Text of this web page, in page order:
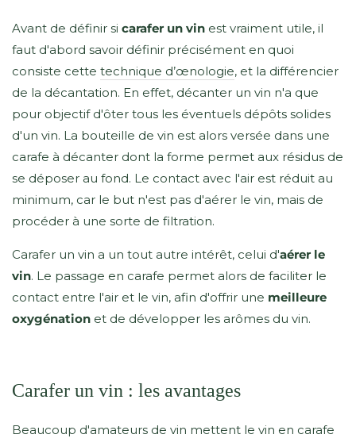
Avant de définir si carafer un vin est vraiment utile, il
faut d'abord savoir définir précisément en quoi
consiste cette technique d’œnologie, et la différencier
de la décantation. En effet, décanter un vin n'a que
pour objectif d'ôter tous les éventuels dépôts solides
d'un vin. La bouteille de vin est alors versée dans une
carafe à décanter dont la forme permet aux résidus de
se déposer au fond. Le contact avec l'air est réduit au
minimum, car le but n'est pas d'aérer le vin, mais de
procéder à une sorte de filtration.
Carafer un vin a un tout autre intérêt, celui d'aérer le
vin. Le passage en carafe permet alors de faciliter le
contact entre l'air et le vin, afin d'offrir une meilleure
oxygénation et de développer les arômes du vin.
Carafer un vin : les avantages
Beaucoup d'amateurs de vin mettent le vin en carafe